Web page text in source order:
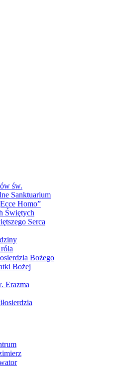
św.
Sanktuarium
Homo”
Świętych
Serca
Bożego
Bożej
Erazma
Maryi